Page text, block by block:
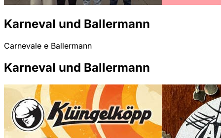
Karneval und Ballermann
Carnevale e Ballermann
Karneval und Ballermann